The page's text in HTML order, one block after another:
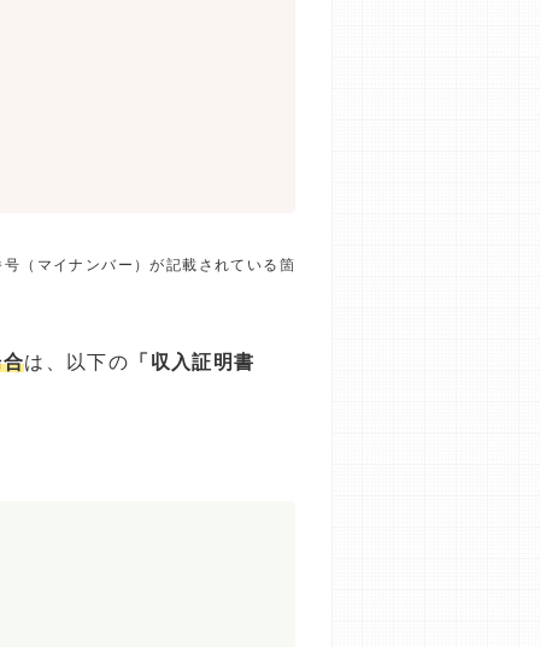
（マイナンバー）が記載されている箇
は、以下の 「収入証明書